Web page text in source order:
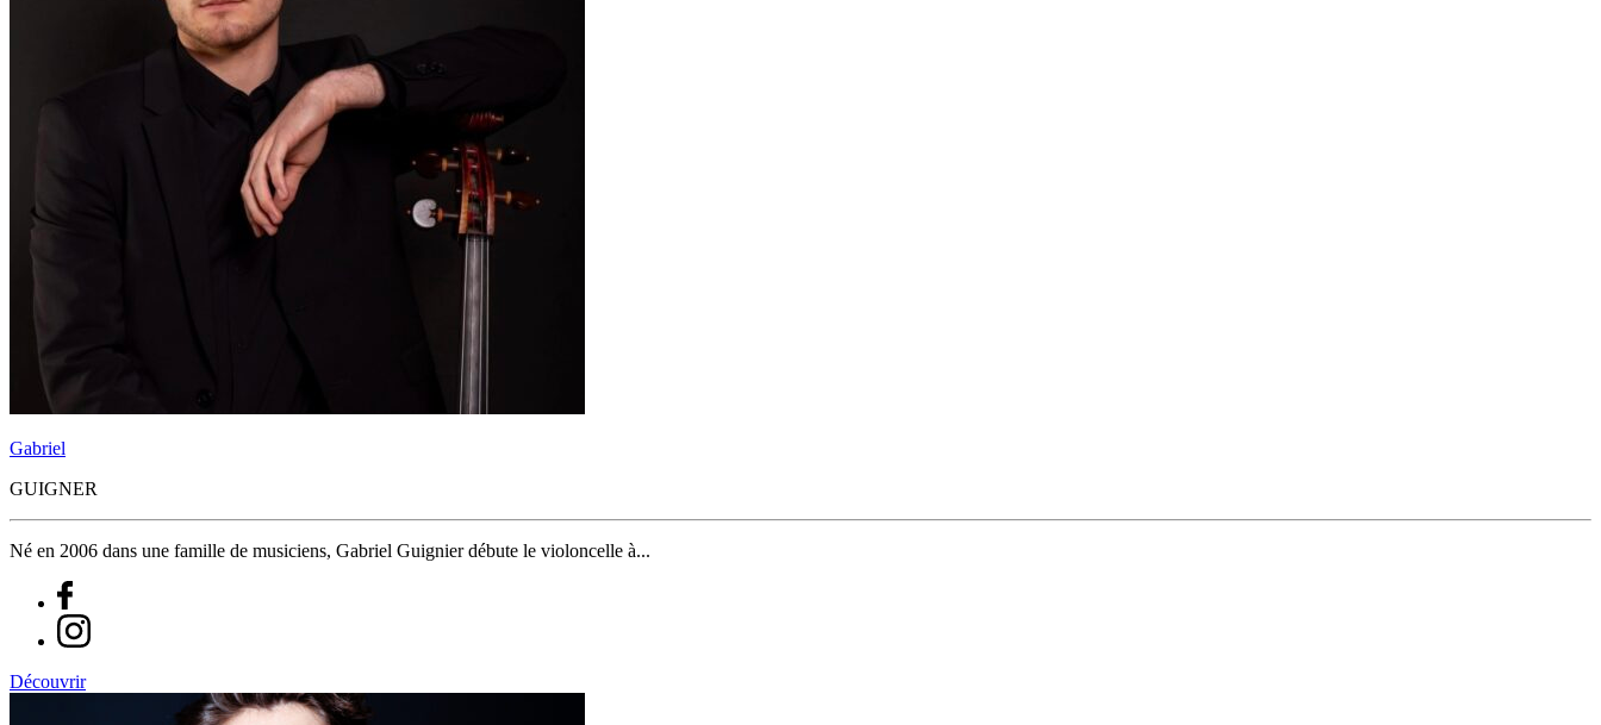
Gabriel
GUIGNER
Né en 2006 dans une famille de musiciens, Gabriel Guignier débute le violoncelle à...
Découvrir